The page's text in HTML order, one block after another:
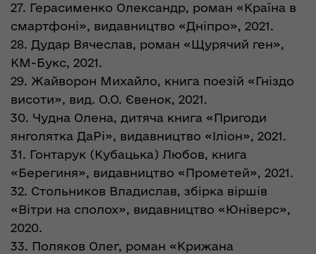
27. Герасименко Олександр, роман «Країна в
смартфоні», видавництво «Дніпро», 2021.
28. Дудар Вячеслав, роман «Щурячий ген»,
КМ-Букс, 2021.
29. Жайворон Михайло, книга поезій «Гніздо
висоти», вид. О.О. Євенок, 2021.
30. Чудна Олена, дитяча книга «Пригоди
янголятка ДаРі», видавництво «Іліон», 2021.
31. Гонтарук (Кубацька) Любов, книга
«Берегиня», видавництво «Прометей», 2021.
32. Стольников Владислав, збірка віршів
«Вітри на сполох», видавництво «Юніверс»,
2020.
33. Поляков Олег, роман «Крижана